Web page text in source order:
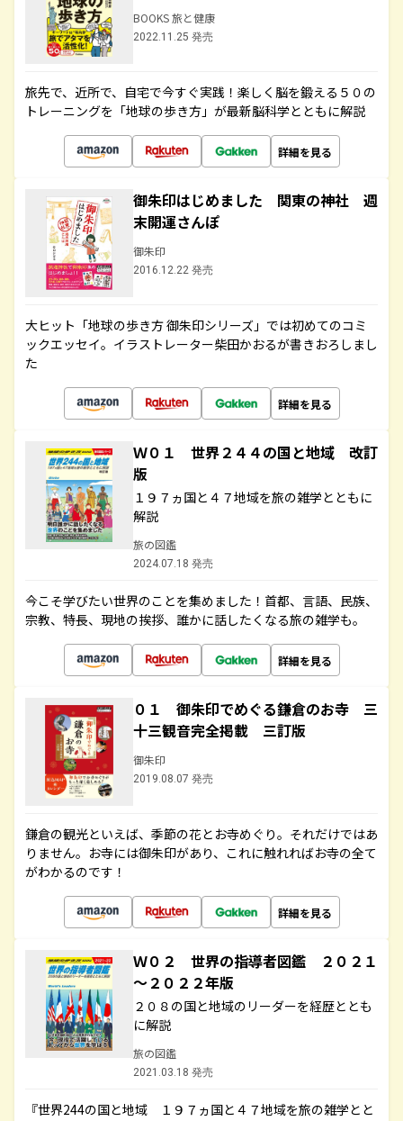
BOOKS 旅と健康
2022.11.25 発売
旅先で、近所で、自宅で今すぐ実践！楽しく脳を鍛える５０の
トレーニングを「地球の歩き方」が最新脳科学とともに解説
詳細を見る
御朱印はじめました 関東の神社 週
末開運さんぽ
御朱印
2016.12.22 発売
大ヒット「地球の歩き方 御朱印シリーズ」では初めてのコミ
ックエッセイ。イラストレーター柴田かおるが書きおろしまし
た
詳細を見る
Ｗ０１ 世界２４４の国と地域 改訂
版
１９７ヵ国と４７地域を旅の雑学とともに
解説
旅の図鑑
2024.07.18 発売
今こそ学びたい世界のことを集めました！首都、言語、民族、
宗教、特長、現地の挨拶、誰かに話したくなる旅の雑学も。
詳細を見る
０１ 御朱印でめぐる鎌倉のお寺 三
十三観音完全掲載 三訂版
御朱印
2019.08.07 発売
鎌倉の観光といえば、季節の花とお寺めぐり。それだけではあ
りません。お寺には御朱印があり、これに触れればお寺の全て
がわかるのです！
詳細を見る
Ｗ０２ 世界の指導者図鑑 ２０２１
～２０２２年版
２０８の国と地域のリーダーを経歴ととも
に解説
旅の図鑑
2021.03.18 発売
『世界244の国と地域 １９７ヵ国と４７地域を旅の雑学とと